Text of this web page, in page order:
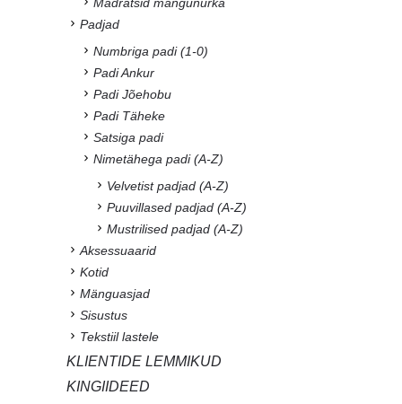
Padjad
Numbriga padi (1-0)
Padi Ankur
Padi Jõehobu
Padi Täheke
Satsiga padi
Nimetähega padi (A-Z)
Velvetist padjad (A-Z)
Puuvillased padjad (A-Z)
Mustrilised padjad (A-Z)
Aksessuaarid
Kotid
Mänguasjad
Sisustus
Tekstiil lastele
KLIENTIDE LEMMIKUD
KINGIIDEED